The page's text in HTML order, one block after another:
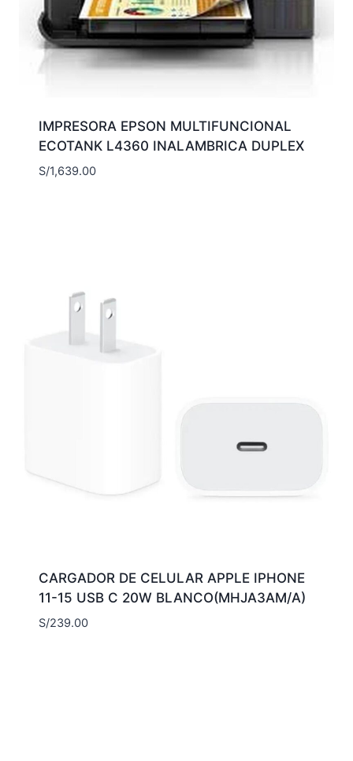
IMPRESORA EPSON MULTIFUNCIONAL
ECOTANK L4360 INALAMBRICA DUPLEX
S/1,639.00
CARGADOR DE CELULAR APPLE IPHONE
11-15 USB C 20W BLANCO(MHJA3AM/A)
S/239.00